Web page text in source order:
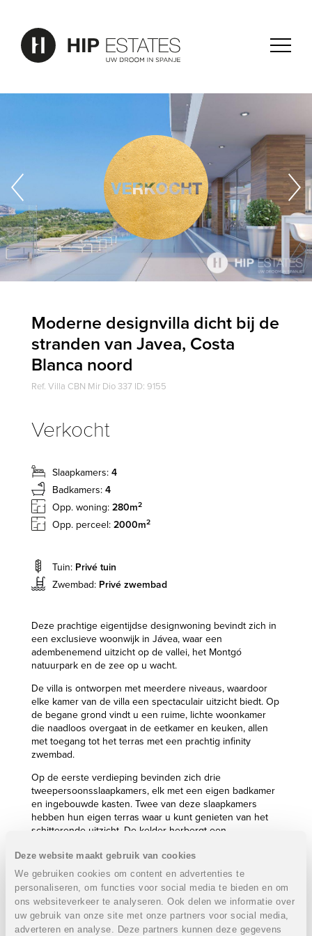
Deze website maakt gebruik van cookies
We gebruiken cookies om content en advertenties te
personaliseren, om functies voor social media te bieden en om
ons websiteverkeer te analyseren. Ook delen we informatie over
uw gebruik van onze site met onze partners voor social media,
adverteren en analyse. Deze partners kunnen deze gegevens
Moderne designvilla dicht bij de
stranden van Javea, Costa
Blanca noord
Ref. Villa CBN Mir Dio 337 ID: 9155
Verkocht
Slaapkamers: 4
Badkamers: 4
Opp. woning: 280m2
Opp. perceel: 2000m2
Tuin: Privé tuin
Zwembad: Privé zwembad
Deze prachtige eigentijdse designwoning bevindt zich in
een exclusieve woonwijk in Jávea, waar een
adembenemend uitzicht op de vallei, het Montgó
natuurpark en de zee op u wacht.
De villa is ontworpen met meerdere niveaus, waardoor
elke kamer van de villa een spectaculair uitzicht biedt. Op
de begane grond vindt u een ruime, lichte woonkamer
die naadloos overgaat in de eetkamer en keuken, allen
met toegang tot het terras met een prachtig infinity
zwembad.
Op de eerste verdieping bevinden zich drie
tweepersoonsslaapkamers, elk met een eigen badkamer
en ingebouwde kasten. Twee van deze slaapkamers
hebben hun eigen terras waar u kunt genieten van het
schitterende uitzicht. De kelder herbergt een
en eigen badkamer.
Omringd door een weelderige tuin, biedt deze villa een
perfecte setting om te ontspannen en te genieten. Met
hoogwaardige afwerkingen van gerenommeerde merken,
is de villa ontworpen en gebouwd volgens de hoogste
kwaliteitsnormen. Het omvat voorzieningen zoals